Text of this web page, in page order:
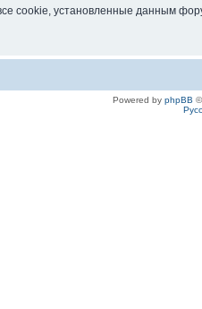
cookie, установленные данным
Powered by phpBB